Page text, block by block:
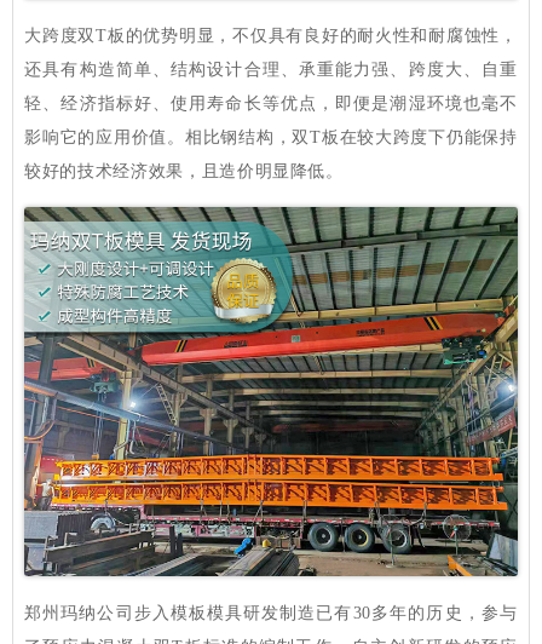
大跨度双T板的优势明显，不仅具有良好的耐火性和耐腐蚀性，
还具有构造简单、结构设计合理、承重能力强、跨度大、自重
轻、经济指标好、使用寿命长等优点，即便是潮湿环境也毫不
影响它的应用价值。相比钢结构，双T板在较大跨度下仍能保持
较好的技术经济效果，且造价明显降低。
郑州玛纳公司步入模板模具研发制造已有30多年的历史，‌参与